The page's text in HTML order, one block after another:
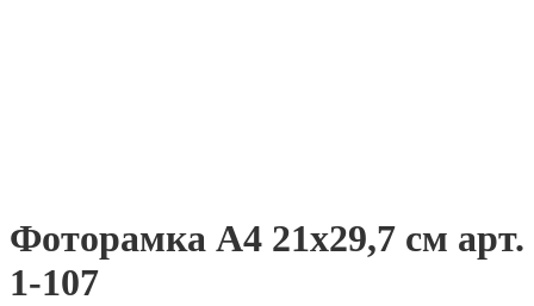
Фоторамка А4 21х29,7 см арт.
1-107